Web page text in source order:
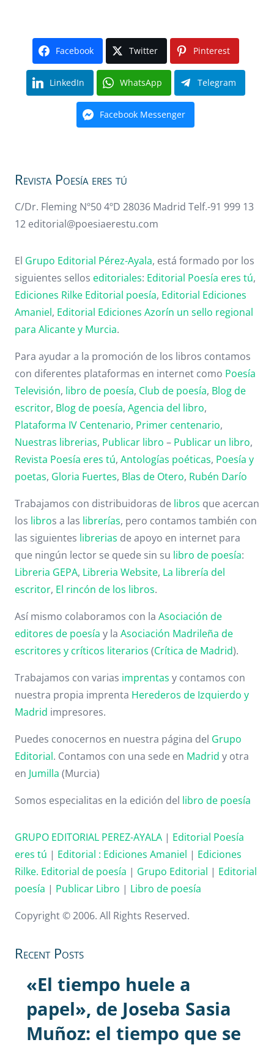
Facebook Twitter Pinterest
LinkedIn WhatsApp Telegram
Facebook Messenger
Revista Poesía eres tú
C/Dr. Fleming Nº50 4ºD 28036 Madrid Telf.-91 999 13
12 editorial@poesiaerestu.com
El Grupo Editorial Pérez-Ayala, está formado por los
siguientes sellos editoriales: Editorial Poesía eres tú,
Ediciones Rilke Editorial poesía, Editorial Ediciones
Amaniel, Editorial Ediciones Azorín un sello regional
para Alicante y Murcia.
Para ayudar a la promoción de los libros contamos
con diferentes plataformas en internet como Poesía
Televisión, libro de poesía, Club de poesía, Blog de
escritor, Blog de poesía, Agencia del libro,
Plataforma IV Centenario, Primer centenario,
Nuestras librerias, Publicar libro – Publicar un libro,
Revista Poesía eres tú, Antologías poéticas, Poesía y
poetas, Gloria Fuertes, Blas de Otero, Rubén Darío
Trabajamos con distribuidoras de libros que acercan
los libros a las librerías, pero contamos también con
las siguientes librerias de apoyo en internet para
que ningún lector se quede sin su libro de poesía:
Libreria GEPA, Libreria Website, La librería del
escritor, El rincón de los libros.
Así mismo colaboramos con la Asociación de
editores de poesía y la Asociación Madrileña de
escritores y críticos literarios (Crítica de Madrid).
Trabajamos con varias imprentas y contamos con
nuestra propia imprenta Herederos de Izquierdo y
Madrid impresores.
Puedes conocernos en nuestra página del Grupo
Editorial. Contamos con una sede en Madrid y otra
en Jumilla (Murcia)
Somos especialitas en la edición del libro de poesía
GRUPO EDITORIAL PEREZ-AYALA | Editorial Poesía
eres tú | Editorial : Ediciones Amaniel | Ediciones
Rilke. Editorial de poesía | Grupo Editorial | Editorial
poesía | Publicar Libro | Libro de poesía
Copyright © 2006. All Rights Reserved.
Recent Posts
«El tiempo huele a
papel», de Joseba Sasia
Muñoz: el tiempo que se